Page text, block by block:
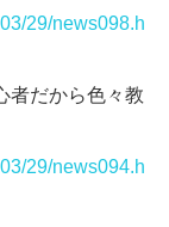
29/news098.h
だから色々教
29/news094.h